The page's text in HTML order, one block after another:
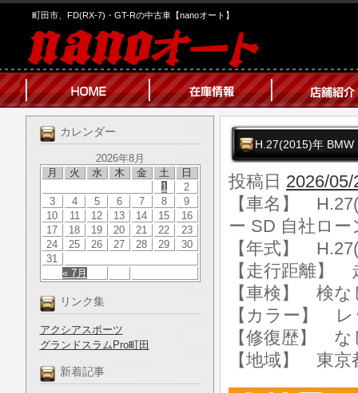
町田市、FD(RX-7)・GT-Rの中古車【nanoオート】
カレンダー
2026年8月
月
火 水 木 金 土 日
« 7月
1
2
3
4 5 6 7 8
9
10
11 12 13 14 15
16
17
18 19 20 21 22
23
24
25 26 27 28 29
30
31
リンク集
アクシアスポーツ
グランドスラムPro町田
新着記事
H.27(2015)年 BMW
投稿日 2026/05/
【車名】
ー SD 自社ロ
【年式】
【走行距離】
【車検】 検な
【カラー】
【修復歴】 な
【地域】 東京